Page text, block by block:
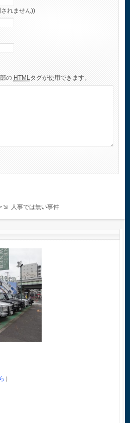
れません))
の HTMLタグが使用できます。
人事では無い事件
）